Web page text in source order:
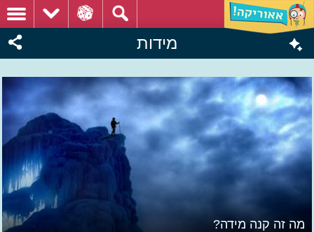
מידות
מה זה קנה מידה?